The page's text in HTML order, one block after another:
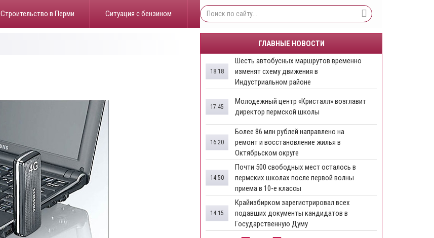
Строительство в Перми ​Ситуация с бензином
ГЛАВНЫЕ НОВОСТИ
Шесть автобусных маршрутов временно
изменят схему движения в
Индустриальном районе
18:18
Молодежный центр «Кристалл» возглавит
директор пермской школы
17:45
Более 86 млн рублей направлено на
ремонт и восстановление жилья в
Октябрьском округе
16:20
Почти 500 свободных мест осталось в
пермских школах после первой волны
приема в 10-е классы
14:50
Крайизбирком зарегистрировал всех
подавших документы кандидатов в
Государственную Думу
14:15